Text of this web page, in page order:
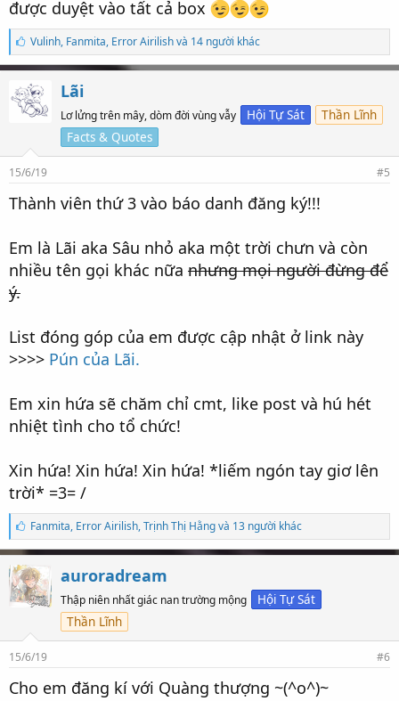
được duyệt vào tất cả box
S
ố
l
ư
ợ
t
í
c
:
Vulinh, Fanmita, Error Airilish và 14 người khác
Lãi
Lơ lửng trên mây, dòm đời vùng vẫy Hội Tự Sát
Thần Lĩnh
Facts & Quotes
15/6/19 #5
Thành viên thứ 3 vào báo danh đăng ký!!!
Em là Lãi aka Sâu nhỏ aka một trời chưn và còn
nhiều tên gọi khác nữa nhưng mọi người đừng để
ý.
List đóng góp của em được cập nhật ở link này
>>>> Pún của Lãi.
Em xin hứa sẽ chăm chỉ cmt, like post và hú hét
nhiệt tình cho tổ chức!
Xin hứa! Xin hứa! Xin hứa! *liếm ngón tay giơ lên
trời* =3= /
S
ố
l
ư
ợ
t
t
í
c
:
Fanmita, Error Airilish,Trịnh Thị Hằng và 13 người khác
auroradream
Thập niên nhất giác nan trường mộng
Hội Tự Sát
Thần Lĩnh
15/6/19 #6
Cho em đăng kí với Quàng thượng ~(^o^)~